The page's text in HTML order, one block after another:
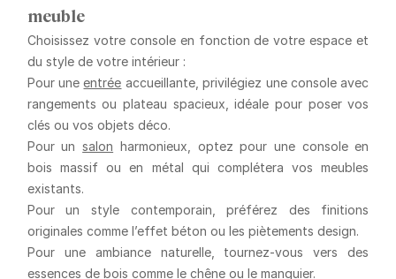
meuble
Choisissez votre console en fonction de votre espace et
du style de votre intérieur :
Pour uneentrée accueillante, privilégiez une console avec
rangements ou plateau spacieux, idéale pour poser vos
clés ou vos objets déco.
Pour unsalon harmonieux , optez pour une console en
bois massif ou en métal qui complétera vos meubles
existants.
Pour un style contemporain , préférez des finitions
originales comme l’effet béton ou les piètements design.
Pour une ambiance naturelle, tournez-vous vers des
essences de bois comme le chêne ou le manguier.